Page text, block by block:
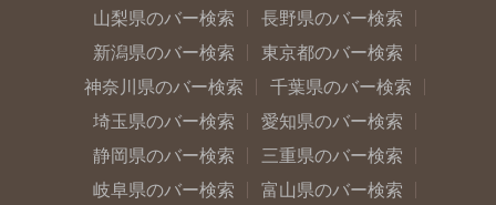
山梨県のバー検索
長野県のバー検索
新潟県のバー検索
東京都のバー検索
神奈川県のバー検索
千葉県のバー検索
埼玉県のバー検索
愛知県のバー検索
静岡県のバー検索
三重県のバー検索
岐阜県のバー検索
富山県のバー検索